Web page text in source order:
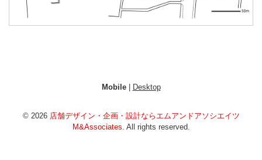
Mobile| Desktop
© 2026 店舗デザイン・企画・設計ならエムアンドアソシエイツ
M&Associates . All rights reserved.